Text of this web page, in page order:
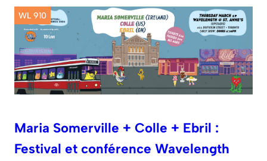
WL 910
Maria Somerville + Colle + Ebril :
Festival et conférence Wavelength